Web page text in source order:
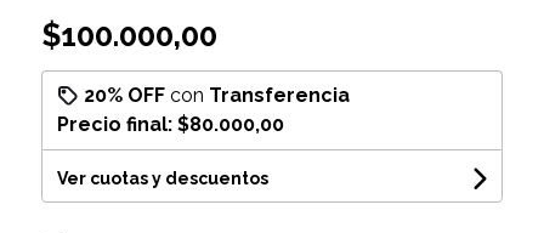
$100.000,00
20% OFFcon Transferencia
Precio final: $80.000,00
Ver cuotas y descuentos